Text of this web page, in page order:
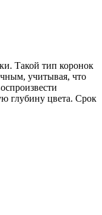
Такой тип коронок
учитывая, что
глубину цвета. Срок